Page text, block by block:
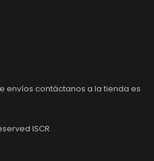
envíos contáctanos a la tienda es
ISCR.